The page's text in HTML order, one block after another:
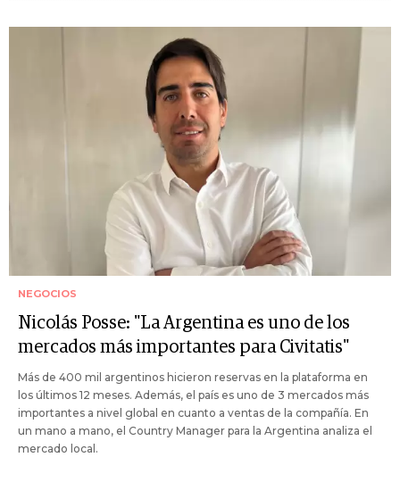
NEGOCIOS
Nicolás Posse: "La Argentina es uno de los
mercados más importantes para Civitatis"
Más de 400 mil argentinos hicieron reservas en la plataforma en
los últimos 12 meses. Además, el país es uno de 3 mercados más
importantes a nivel global en cuanto a ventas de la compañía. En
un mano a mano, el Country Manager para la Argentina analiza el
mercado local.